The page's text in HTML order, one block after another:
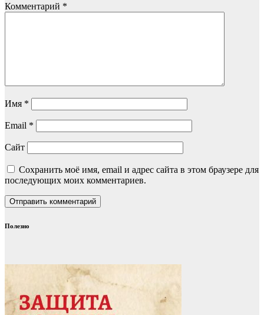
Комментарий *
Имя *
Email *
Сайт
Сохранить моё имя, email и адрес сайта в этом браузере для
последующих моих комментариев.
Полезно